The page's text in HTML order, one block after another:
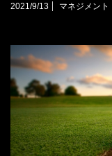
2021/9/13 マネジメント